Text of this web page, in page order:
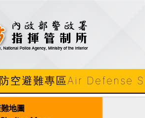
空避難專區Air Defense
地圖